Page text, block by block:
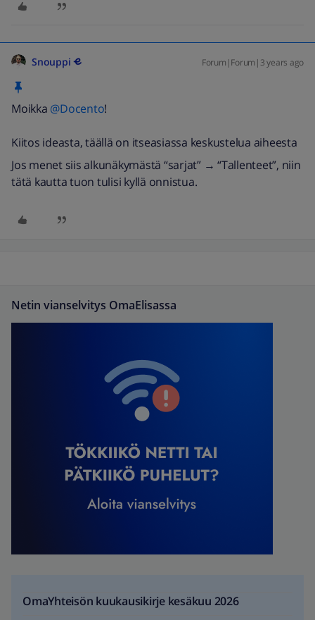
Snouppi Forum|Forum|3 years ago
Moikka @Docento!
Kiitos ideasta, täällä on itseasiassa keskustelua aiheesta
Jos menet siis alkunäkymästä “sarjat” → “Tallenteet”, niin
tätä kautta tuon tulisi kyllä onnistua.
Netin vianselvitys OmaElisassa
OmaYhteisön kuukausikirje kesäkuu 2026